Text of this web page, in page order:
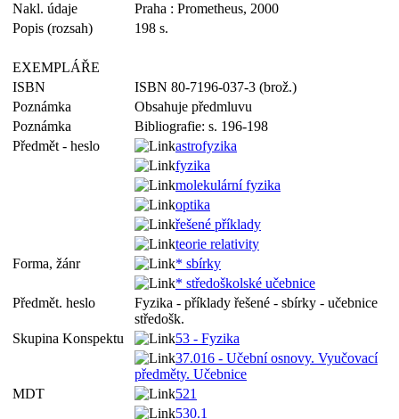
Nakl. údaje
Praha : Prometheus, 2000
Popis (rozsah)
198 s.
EXEMPLÁŘE
ISBN
ISBN 80-7196-037-3 (brož.)
Poznámka
Obsahuje předmluvu
Poznámka
Bibliografie: s. 196-198
Předmět - heslo
astrofyzika
fyzika
molekulární fyzika
optika
řešené příklady
teorie relativity
Forma, žánr
* sbírky
* středoškolské učebnice
Předmět. heslo
Fyzika - příklady řešené - sbírky - učebnice
středošk.
Skupina Konspektu
53 - Fyzika
37.016 - Učební osnovy. Vyučovací
předměty. Učebnice
MDT
521
530.1